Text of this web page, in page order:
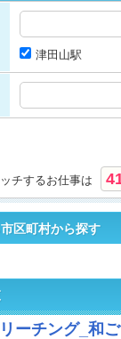
津田山駅
チするお仕事は
区町村から探す
リーチング_和